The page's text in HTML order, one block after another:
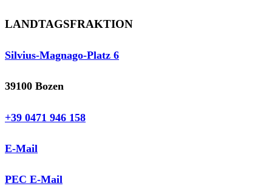
LANDTAGSFRAKTION
Silvius-Magnago-Platz 6
39100 Bozen
+39 0471 946 158
E-Mail
PEC E-Mail